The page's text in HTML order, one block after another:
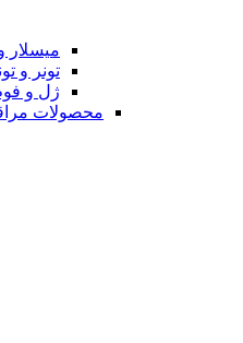
میسلار
تونر و
ژل و
محصولات